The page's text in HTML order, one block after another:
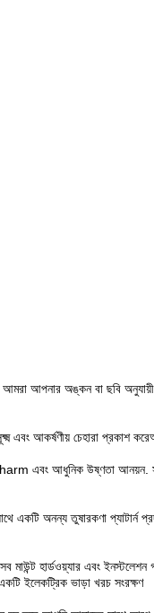
আপনার অঙ্কন বা ছবি অনুযায়ী
এবং আকর্ষণীয় চেহারা প্রকাশ
এবং আধুনিক উষ্ণতা আনয়ন.
একটি অনন্য তুষারকণা প্যাটার্ন
মাউন্ট হার্ডওয়্যার এবং
ইলেকট্রিক ভাড়া খরচ সংরক্ষণ